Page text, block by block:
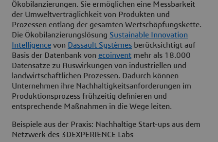
Ökobilanzierungen. Sie ermöglichen eine Messbarkeit
der Umweltverträglichkeit von Produkten und
Prozessen entlang der gesamten Wertschöpfungskette.
Die Ökobilanzierungslösung Sustainable Innovation
Intelligence von Dassault Systèmes berücksichtigt auf
Basis der Datenbank von ecoinvent mehr als 18.000
Datensätze zu Auswirkungen von industriellen und
landwirtschaftlichen Prozessen. Dadurch können
Unternehmen ihre Nachhaltigkeitsanforderungen im
Produktionsprozess frühzeitig definieren und
entsprechende Maßnahmen in die Wege leiten.
Beispiele aus der Praxis: Nachhaltige Start-ups aus dem
Netzwerk des 3DEXPERIENCE Labs